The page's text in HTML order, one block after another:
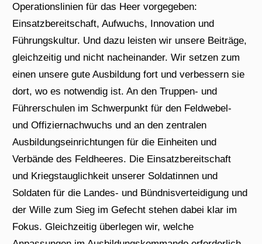
Operationslinien für das Heer vorgegeben:
Einsatzbereitschaft, Aufwuchs, Innovation und
Führungskultur. Und dazu leisten wir unsere Beiträge,
gleichzeitig und nicht nacheinander. Wir setzen zum
einen unsere gute Ausbildung fort und verbessern sie
dort, wo es notwendig ist. An den Truppen- und
Führerschulen im Schwerpunkt für den Feldwebel-
und Offiziernachwuchs und an den zentralen
Ausbildungseinrichtungen für die Einheiten und
Verbände des Feldheeres. Die Einsatzbereitschaft
und Kriegstauglichkeit unserer Soldatinnen und
Soldaten für die Landes- und Bündnisverteidigung und
der Wille zum Sieg im Gefecht stehen dabei klar im
Fokus. Gleichzeitig überlegen wir, welche